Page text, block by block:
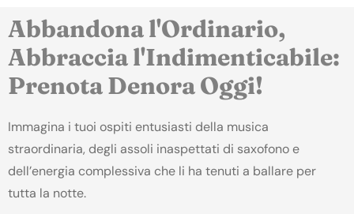
Abbandona l'Ordinario,
Abbraccia l'Indimenticabile:
Prenota Denora Oggi!
Immagina i tuoi ospiti entusiasti della musica
straordinaria, degli assoli inaspettati di saxofono e
dell’energia complessiva che li ha tenuti a ballare per
tutta la notte.